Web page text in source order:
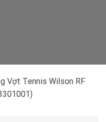
Vợt Tennis Wilson RF